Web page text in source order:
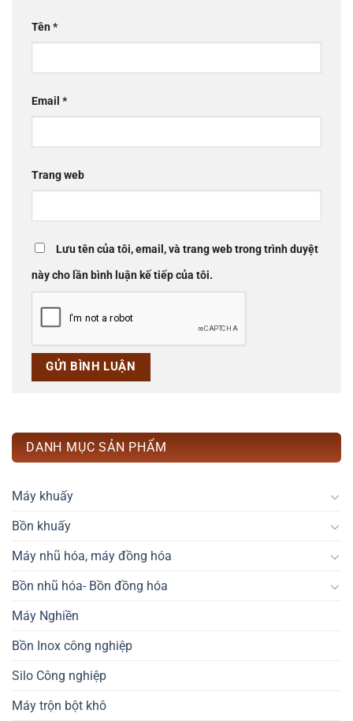
Tên*
Email *
Trang web
Lưu tên của tôi, email, và trang web trong trình duyệt
này cho lần bình luận kế tiếp của tôi.
DANH MỤC SẢN PHẨM
Máy khuấy
Bồn khuấy
Máy nhũ hóa, máy đồng hóa
Bồn nhũ hóa- Bồn đồng hóa
Máy Nghiền
Bồn Inox công nghiệp
Silo Công nghiệp
Máy trộn bột khô